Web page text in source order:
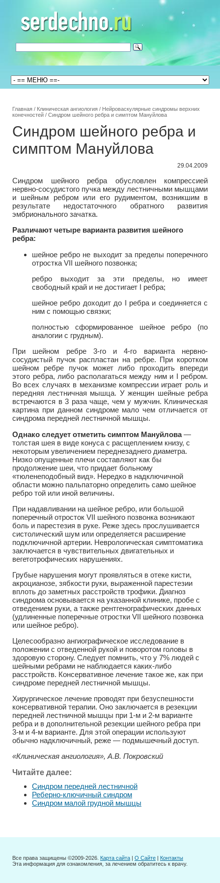
Главная / Клиническая ангиология / Нейроваскулярные синдромы верхних
конечностей / Синдром шейного ребра и симптом Мануйлова
Синдром шейного ребра и
симптом Мануйлова
29.04.2009
Синдром шейного ребра обусловлен компрессией
нервно-сосудистого пучка между лестничными мышцами
и шейным ребром или его рудиментом, возникшим в
результате недостаточного обратного развития
эмбрионального зачатка.
Различают четыре варианта развития шейного
ребра:
шейное ребро не выходит за пределы поперечного
отростка VII шейного позвонка;
ребро выходит за эти пределы, но имеет
свободный край и не достигает I ребра;
шейное ребро доходит до I ребра и соединяется с
ним с помощью связки;
полностью сформированное шейное ребро (по
аналогии с грудным).
При шейном ребре 3-го и 4-го варианта нервно-
сосудистый пучок распластан на ребре. При коротком
шейном ребре пучок может либо проходить впереди
этого ребра, либо располагаться между ним и I ребром.
Во всех случаях в механизме компрессии играет роль и
передняя лестничная мышца. У женщин шейные ребра
встречаются в 3 раза чаще, чем у мужчин. Клиническая
картина при данном синдроме мало чем отличается от
синдрома передней лестничной мышцы.
Однако следует отметить симптом Мануйлова—
толстая шея в виде конуса с расщеплением книзу, с
некоторым увеличением переднезаднего диаметра.
Низко опущенные плечи составляют как бы
продолжение шеи, что придает больному
«тюленеподобный вид». Нередко в надключичной
области можно пальпаторно определить само шейное
ребро той или иной величины.
При надавливании на шейное ребро, или большой
поперечный отросток VII шейного позвонка возникают
боль и парестезия в руке. Реже здесь прослушивается
систолический шум или определяется расширение
подключичной артерии. Неврологическая симптоматика
заключается в чувствительных двигательных и
вегетотрофических нарушениях.
Грубые нарушения могут проявляться в отеке кисти,
акроцианозе, зябкости руки, выраженной парестезии
вплоть до заметных расстройств трофики. Диагноз
синдрома основывается на указанной клинике, пробе с
отведением руки, а также рентгенографических данных
(удлиненные поперечные отростки VII шейного позвонка
или шейное ребро).
Целесообразно ангиографическое исследование в
положении с отведенной рукой и поворотом головы в
здоровую сторону. Следует помнить, что у 7% людей с
шейными ребрами не наблюдается каких-либо
расстройств. Консервативное лечение такое же, как при
синдроме передней лестничной мышцы.
Хирургическое лечение проводят при безуспешности
консервативной терапии. Оно заключается в резекции
передней лестничной мышцы при 1-м и 2-м варианте
ребра и в дополнительной резекции шейного ребра при
3-м и 4-м варианте. Для этой операции используют
обычно надключичный, реже — подмышечный доступ.
«Клиническая ангиология», А.В. Покровский
Читайте далее:
Синдром передней лестничной
Реберно-ключичный синдром
Синдром малой грудной мышцы
Все права защищены ©2009-2026. Карта сайта | О Сайте | Контакты
Эта информация для ознакомления, за лечением обратитесь к врачу.